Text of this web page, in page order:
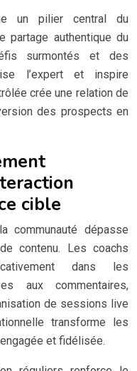
un pilier central du
partage authentique du
surmontés et des
l’expert et inspire
crée une relation de
des prospects en
cible
communauté dépasse
contenu. Les coachs
dans les
aux commentaires,
de sessions live
transforme les
et fidélisée.